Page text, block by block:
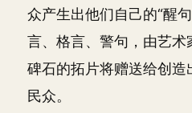
众产生出他们自己的“醒
言、格言、警句，由艺
碑石的拓片将赠送给创
民众。